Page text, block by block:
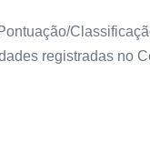
registradas no